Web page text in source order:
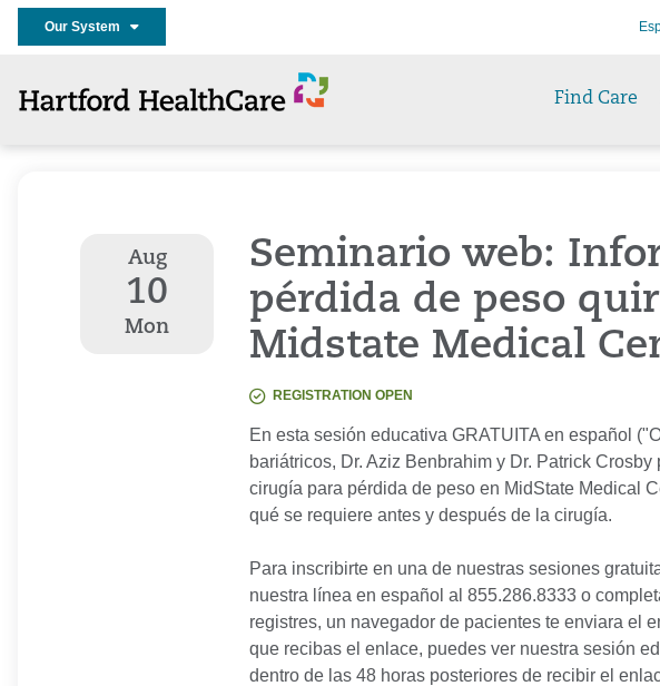
Our System
Find Care
Aug
10
Mon
Seminario web:
pérdida de peso
Midstate Medical
REGISTRATION OPEN
En esta sesión educativa GRATUITA en español
bariátricos, Dr. Aziz Benbrahim y Dr. Patrick
cirugía para pérdida de peso en MidState Medical
qué se requiere antes y después de la cirugía.
Para inscribirte en una de nuestras sesiones
nuestra línea en español al 855.286.8333 o
registres, un navegador de pacientes te enviara el
que recibas el enlace, puedes ver nuestra sesión
dentro de las 48 horas posteriores de recibir el